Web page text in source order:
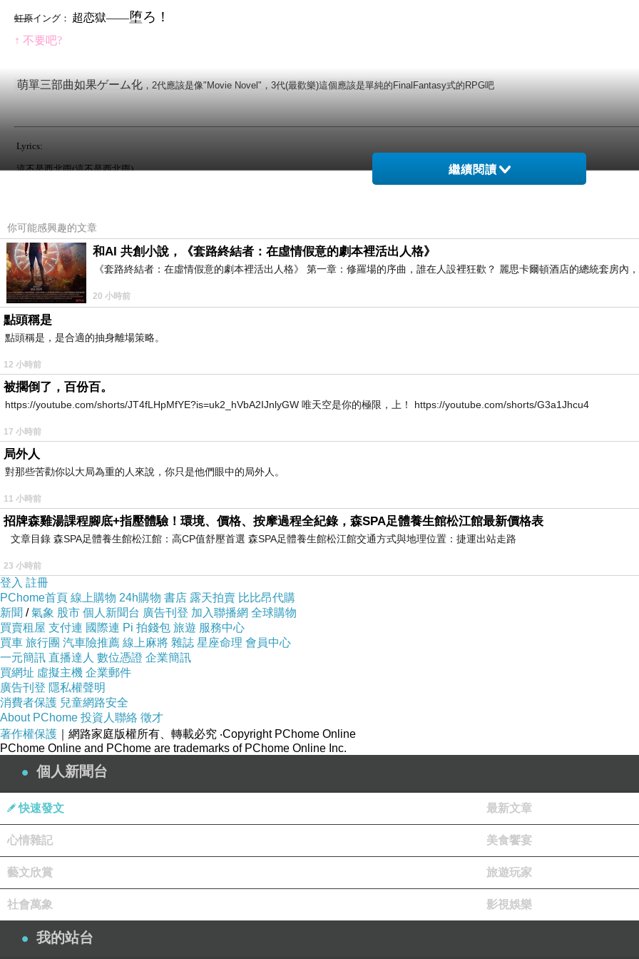
虹原イング： 超恋獄––––堕ろ！
↑ 不要吧?
萌單三部曲如果ゲーム化 ，2代應該是像"Movie Novel"，3代(最歡樂)這個應該是單純的FinalFantasy式的RPG吧
Lyrics:
這不是西北雨(這不是西北雨)
秋天是什麼意思呢?
古印度是用三季=雨、乾、涼還是四季還是六季呢
明明有Sārada這個詞彙，記得荻原雲來的梵漢字典有個詞彙意為「雨雲的終結」
vassanta就只是vassa的詞格變化
有沒有可能生產涼感雨衣？ 穿上雨衣更加悶熱與以前午後一兩點的西北雨不同；專挑下課時間延時強降雨…
梅雨??!
自從服役過了只要三個字的什麼都可以堅如鐵了呢
大學選課已經固定了嗎…閣下的現充生活怎樣？成為帝國華擊團還是去死去死團…
我是大二就是團員了ww.
在大約十一月之前夜間都還可能下不停。在這時辦什麼活動一定都是搞錯了什麼
雨安居真是大智慧。
我到底忘記慶生那些人呢 總覺得黑數還很多
Holo這尼粗兩位中 の人也‥
我喜歡長谷川靜香
タイムちゃん
繼續閱讀
你可能感興趣的文章
和AI 共創小說，《套路終結者：在虛情假意的劇本裡活出人格》
《套路終結者：在虛情假意的劇本裡活出人格》 第一章：修羅場的序曲，誰在人設裡狂歡？ 麗思卡爾頓酒店的總統套房內
20 小時前
點頭稱是
點頭稱是，是合適的抽身離場策略。
12 小時前
被擱倒了，百份百。
https://youtube.com/shorts/JT4fLHpMfYE?is=uk2_hVbA2IJnlyGW 唯天空是你的極限，上！ https://youtube.com/shorts/G3a1Jhcu4
17 小時前
局外人
對那些苦勸你以大局為重的人來說，你只是他們眼中的局外人。
11 小時前
招牌森雞湯課程腳底+指壓體驗！環境、價格、按摩過程全紀錄，森SPA足體養生館松江館最新價格表
文章目錄 森SPA足體養生館松江館：高CP值舒壓首選 森SPA足體養生館松江館交通方式與地理位置：捷運出站走路
23 小時前
登入 註冊
PChome首頁 線上購物 24h購物 書店 露天拍賣 比比昂代購
新聞 /氣象 股市 個人新聞台 廣告刊登 加入聯播網 全球購物
買賣租屋 支付連 國際連 Pi 拍錢包 旅遊 服務中心
買車 旅行團 汽車險推薦 線上麻將 雜誌 星座命理 會員中心
一元簡訊 直播達人 數位憑證 企業簡訊
買網址 虛擬主機 企業郵件
廣告刊登 隱私權聲明
消費者保護 兒童網路安全
About PChome 投資人聯絡 徵才
著作權保護 ｜網路家庭版權所有、轉載必究 ‧Copyright PChome Online
PChome Online and PChome are trademarks of PChome Online Inc.
個人新聞台
快速發文 最新文章
心情雜記 美食饗宴
藝文欣賞 旅遊玩家
社會萬象 影視娛樂
我的站台